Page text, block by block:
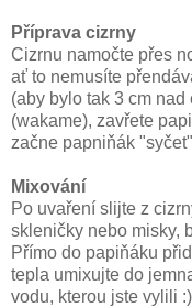
Příprava cizrny
Cizrnu namočte přes
ať to nemusíte
(aby bylo tak 3 cm
(wakame), zavřete
začne papniňák
Mixování
Po uvaření slijte z
skleničky nebo misky,
Přímo do papiňáku
tepla umixujte do
vodu, kterou jste vylili